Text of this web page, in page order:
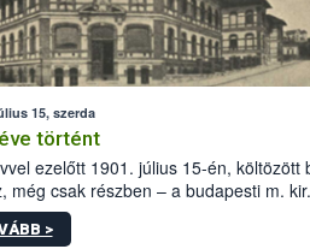
15, szerda
történt
ezelőtt 1901. július 15-én, költözött
még csak részben – a budapesti m. kir.
állomás a Kis Rókus
alatti, Czigler Győző által tervezett új
>